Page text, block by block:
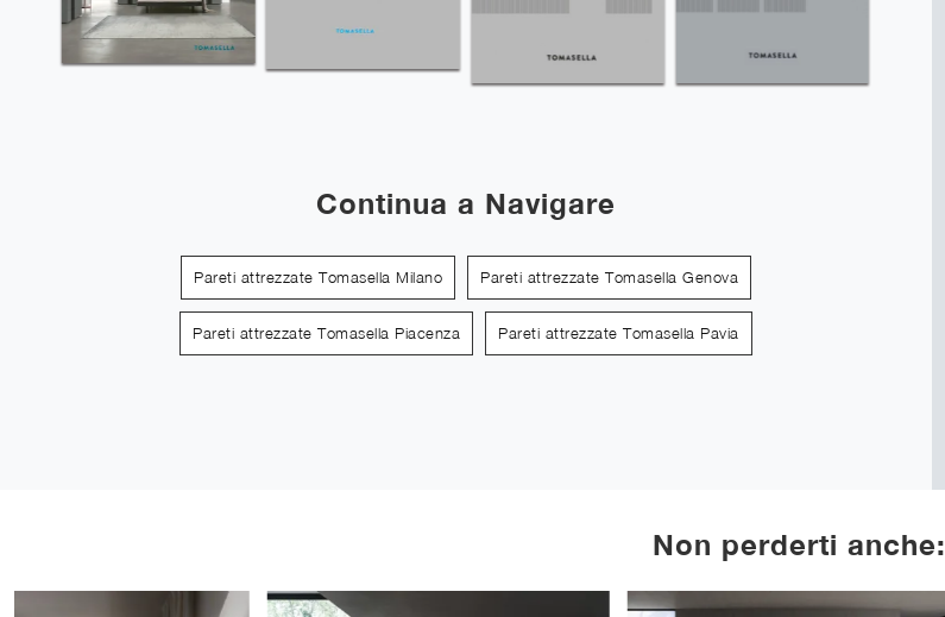
Continua a Navigare
Pareti attrezzate Tomasella Milano Pareti attrezzate Tomasella Genova
Pareti attrezzate Tomasella Piacenza Pareti attrezzate Tomasella Pavia
Non perderti anche: